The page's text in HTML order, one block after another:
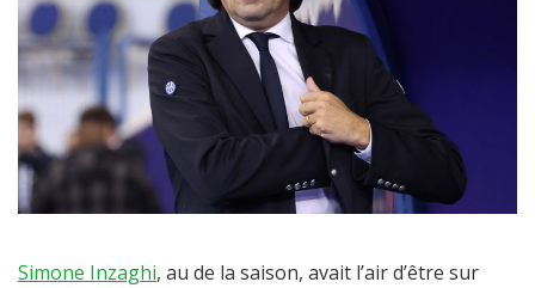
Simone Inzaghi, au de la saison, avait l’air d’être sur